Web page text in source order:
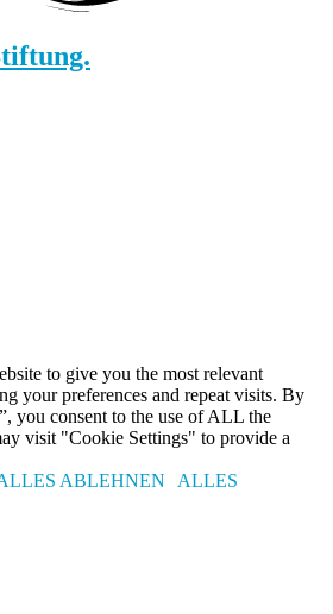
to give you the most relevant
your preferences and repeat visits. By
you consent to the use of ALL the
visit "Cookie Settings" to provide a
ABLEHNEN
ALLES